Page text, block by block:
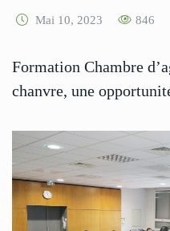
Mai 10, 2023 846
Formation Chambre
chanvre, une